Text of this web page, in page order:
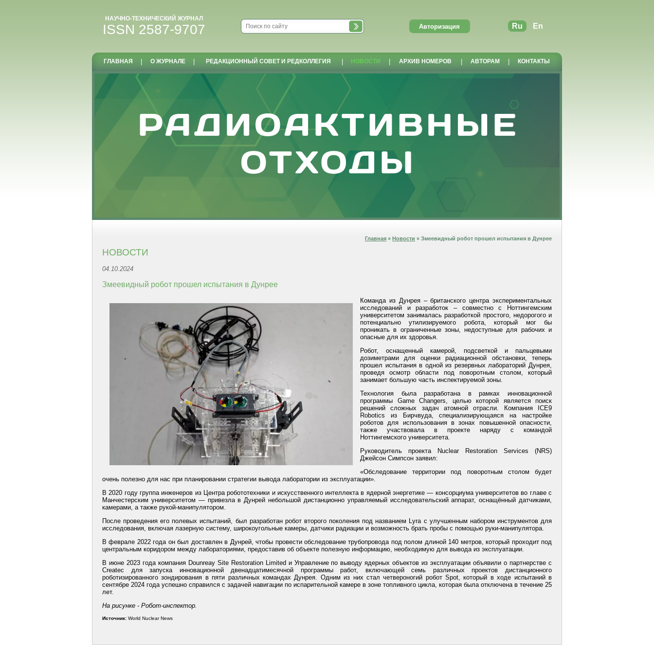
НАУЧНО-ТЕХНИЧЕСКИЙ ЖУРНАЛ
ISSN 2587-9707 Ru En
ГЛАВНАЯ О ЖУРНАЛЕ РЕДАКЦИОННЫЙ СОВЕТ И РЕДКОЛЛЕГИЯ НОВОСТИ АРХИВ НОМЕРОВ АВТОРАМ КОНТАКТЫ
Главная » Новости » Змеевидный робот прошел испытания в Дунрее
НОВОСТИ
04.10.2024
Змеевидный робот прошел испытания в Дунрее
Команда из Дунрея – британского центра экспериментальных
исследований и разработок – совместно с Ноттингемским
университетом занималась разработкой простого, недорогого и
потенциально утилизируемого робота, который мог бы
проникать в ограниченные зоны, недоступные для рабочих и
опасные для их здоровья.
Робот, оснащенный камерой, подсветкой и пальцевыми
дозиметрами для оценки радиационной обстановки, теперь
прошел испытания в одной из резервных лабораторий Дунрея,
проведя осмотр области под поворотным столом, который
занимает большую часть инспектируемой зоны.
Технология была разработана в рамках инновационной
программы Game Changers, целью которой является поиск
решений сложных задач атомной отрасли. Компания ICE9
Robotics из Бирчвуда, специализирующаяся на настройке
роботов для использования в зонах повышенной опасности,
также участвовала в проекте наряду с командой
Ноттингемского университета.
Руководитель проекта Nuclear Restoration Services (NRS)
Джейсон Симпсон заявил:
«Обследование территории под поворотным столом будет
очень полезно для нас при планировании стратегии вывода лаборатории из эксплуатации».
В 2020 году группа инженеров из Центра робототехники и искусственного интеллекта в ядерной энергетике — консорциума университетов во главе с
Манчестерским университетом — привезла в Дунрей небольшой дистанционно управляемый исследовательский аппарат, оснащённый датчиками,
камерами, а также рукой-манипулятором.
После проведения его полевых испытаний, был разработан робот второго поколения под названием Lyra с улучшенным набором инструментов для
исследования, включая лазерную систему, широкоугольные камеры, датчики радиации и возможность брать пробы с помощью руки-манипулятора.
В феврале 2022 года он был доставлен в Дунрей, чтобы провести обследование трубопровода под полом длиной 140 метров, который проходит под
центральным коридором между лабораториями, предоставив об объекте полезную информацию, необходимую для вывода из эксплуатации.
В июне 2023 года компания Dounreay Site Restoration Limited и Управление по выводу ядерных объектов из эксплуатации объявили о партнерстве с
Createc для запуска инновационной двенадцатимесячной программы работ, включающей семь различных проектов дистанционного
роботизированного зондирования в пяти различных командах Дунрея. Одним из них стал четвероногий робот Spot, который в ходе испытаний в
сентябре 2024 года успешно справился с задачей навигации по испарительной камере в зоне топливного цикла, которая была отключена в течение 25
лет.
На рисунке - Робот-инспектор.
Источник: World Nuclear News